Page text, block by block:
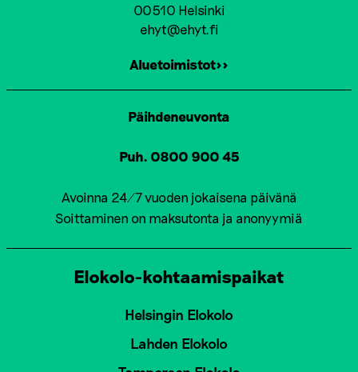
00510 Helsinki
ehyt@ehyt.fi
Aluetoimistot>>
Päihdeneuvonta
Puh. 0800 900 45
Avoinna 24/7 vuoden jokaisena päivänä
Soittaminen on maksutonta ja anonyymiä
Elokolo-kohtaamispaikat
Helsingin Elokolo
Lahden Elokolo